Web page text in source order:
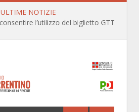
ULTIME NOTIZIE